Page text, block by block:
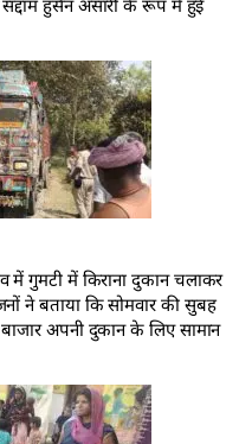
सद्दाम हुसैन अंसारी के रूप में हुई
में गुमटी में किराना दुकान चलाकर
ने बताया कि सोमवार की सुबह
अपनी दुकान के लिए सामान